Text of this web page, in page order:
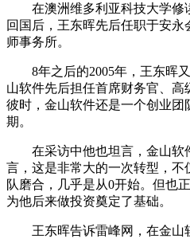
在澳洲维多利亚科技大学修
回国后，王东晖先后任职于安
师事务所。
8年之后的2005年，王东晖又
山软件先后担任首席财务官、高
彼时，金山软件还是一个创业团
期。
在采访中他也坦言，金山软
言，这是非常大的一次转型，不
队磨合，几乎是从0开始。但也
为他后来做投资奠定了基础。
王东晖告诉雷峰网，在金山